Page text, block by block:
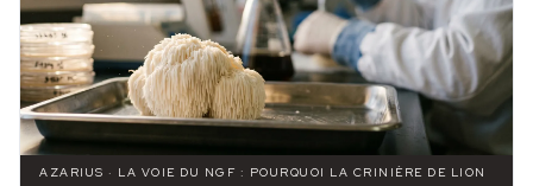
AZARIUS · LA VOIE DU NGF : POURQUOI LA CRINIÈRE DE LION